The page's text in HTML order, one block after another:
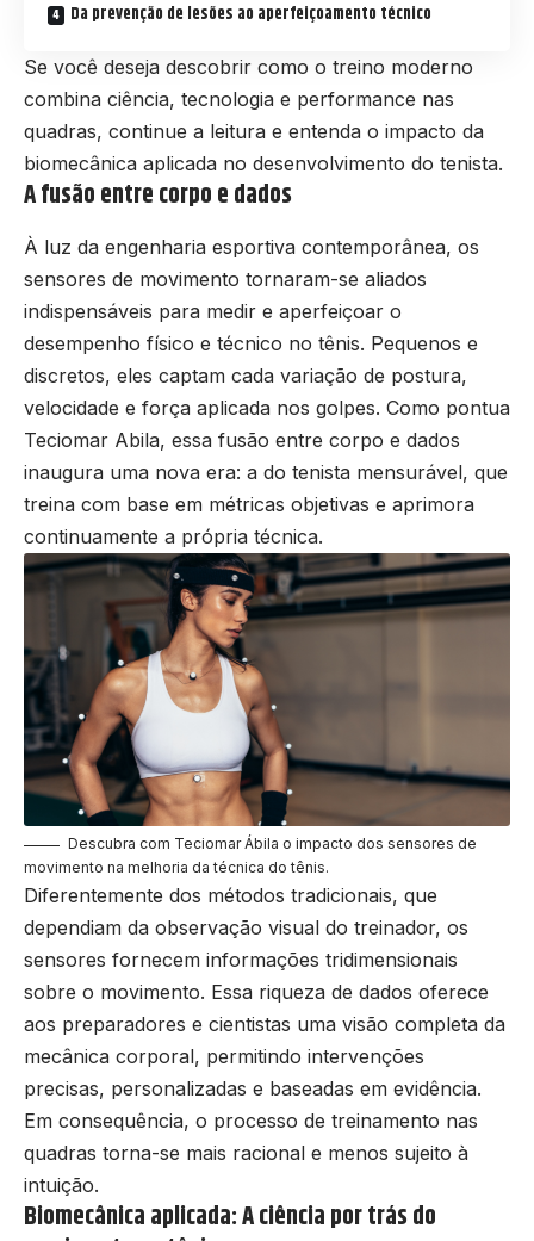
Da prevenção de lesões ao aperfeiçoamento técnico
Se você deseja descobrir como o treino moderno
combina ciência, tecnologia e performance nas
quadras, continue a leitura e entenda o impacto da
biomecânica aplicada no desenvolvimento do tenista.
A fusão entre corpo e dados
À luz da engenharia esportiva contemporânea, os
sensores de movimento tornaram-se aliados
indispensáveis para medir e aperfeiçoar o
desempenho físico e técnico no tênis. Pequenos e
discretos, eles captam cada variação de postura,
velocidade e força aplicada nos golpes. Como pontua
Teciomar Abila, essa fusão entre corpo e dados
inaugura uma nova era: a do tenista mensurável, que
treina com base em métricas objetivas e aprimora
continuamente a própria técnica.
Descubra com Teciomar Ábila o impacto dos sensores de
movimento na melhoria da técnica do tênis.
Diferentemente dos métodos tradicionais, que
dependiam da observação visual do treinador, os
sensores fornecem informações tridimensionais
sobre o movimento. Essa riqueza de dados oferece
aos preparadores e cientistas uma visão completa da
mecânica corporal, permitindo intervenções
precisas, personalizadas e baseadas em evidência.
Em consequência, o processo de treinamento nas
quadras torna-se mais racional e menos sujeito à
intuição.
Biomecânica aplicada: A ciência por trás do